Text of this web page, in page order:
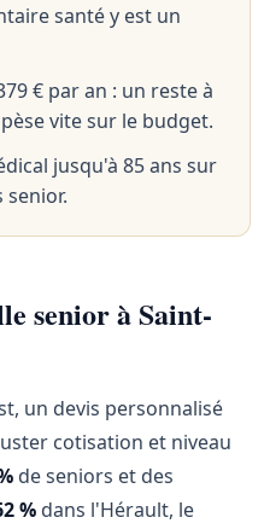
santé y est un
€ par an : un reste à
vite sur le budget.
jusqu'à 85 ans sur
senior à Saint-
un devis personnalisé
cotisation et niveau
de seniors et des
% dans l'Hérault, le